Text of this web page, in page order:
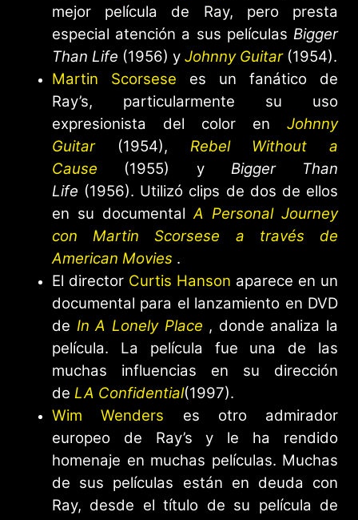
mejor película de Ray, pero presta
especial atención a sus películas Bigger
Than Life (1956) y Johnny Guitar(1954).
Martin Scorsese es un fanático de
Ray’s, particularmente su uso
expresionista del color en Johnny
Guitar(1954), Rebel Without a
Cause (1955) y Bigger Than
Life (1956). Utilizó clips de dos de ellos
en su documentalA Personal Journey
con Martin Scorsese a través de
American Movies .
El director Curtis Hanson aparece en un
documental para el lanzamiento en DVD
de In A Lonely Place , donde analiza la
película. La película fue una de las
muchas influencias en su dirección
de LA Confidential(1997).
Wim Wenders es otro admirador
europeo de Ray’s y le ha rendido
homenaje en muchas películas. Muchas
de sus películas están en deuda con
Ray, desde el título de su película de